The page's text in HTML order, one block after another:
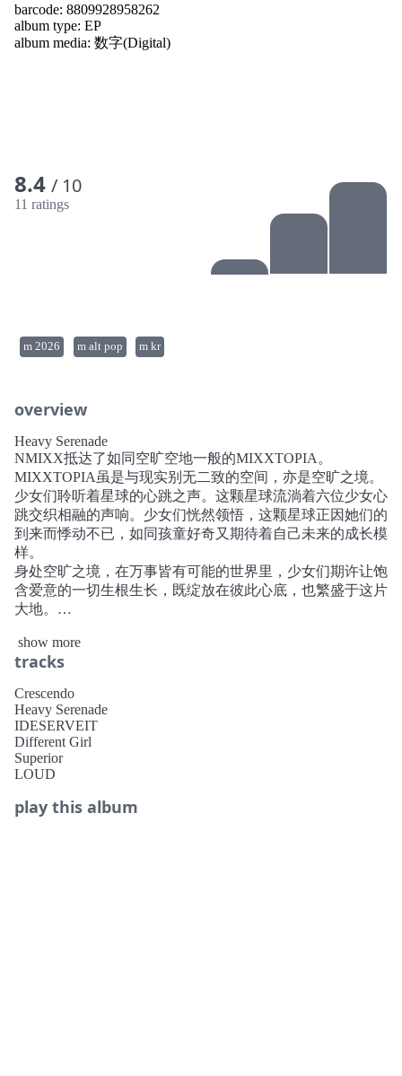
barcode: 8809928958262
album type: EP
album media: 数字(Digital)
8.4 / 10
11 ratings
m 2026 m alt pop m kr
overview
Heavy Serenade
NMIXX抵达了如同空旷空地一般的MIXXTOPIA。
MIXXTOPIA虽是与现实别无二致的空间，亦是空旷之境。
少女们聆听着星球的心跳之声。这颗星球流淌着六位少女心
跳交织相融的声响。少女们恍然领悟，这颗星球正因她们的
到来而悸动不已，如同孩童好奇又期待着自己未来的成长模
样。
身处空旷之境，在万事皆有可能的世界里，少女们期许让饱
含爱意的一切生根生长，既绽放在彼此心底，也繁盛于这片
大地。
歌。少女们的歌声，化作让爱意肆意生长的Heavy Booster。
[TRACK LIST]
《Crescendo》是一首另类流行歌曲，温柔旋律与凌厉切入
的合成器、鼓点、Song Form形成鲜明反差，营造出极具戏
剧感的氛围。前奏澄澈的八音盒旋律在尾奏再度重现，节拍
器般的音轨之上，成员和声相融的副歌极具感染力。歌词借
用音乐术语，诠释了即便身处艰难境遇，对彼此日渐浓烈、
02. Heavy Serenade (*Title)
show more
tracks
Crescendo
Heavy Serenade
IDESERVEIT
Different Girl
Superior
LOUD
play this album